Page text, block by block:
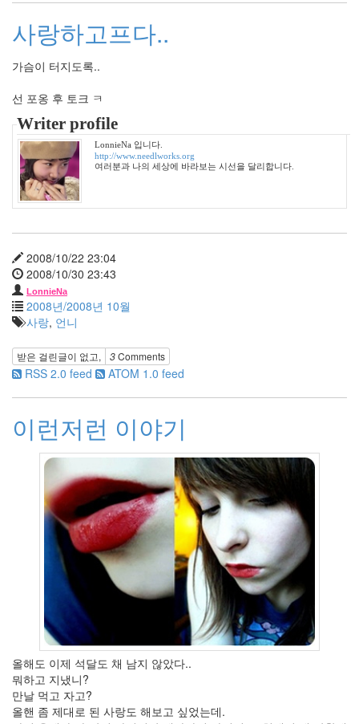
사랑하고프다..
가슴이 터지도록..
선 포옹 후 토크 ㅋ
Writer profile
LonnieNa 입니다.
http://www.needlworks.org
여러분과 나의 세상에 바라보는 시선을 달리합니다.
2008/10/22 23:04
2008/10/30 23:43
LonnieNa
2008년/2008년 10월
사랑, 언니
받은 걸린글이 없고, 3Comments
RSS 2.0 feed ATOM 1.0 feed
이런저런 이야기
올해도 이제 석달도 채 남지 않았다..
뭐하고 지냈니?
만날 먹고 자고?
올핸 좀 제대로 된 사랑도 해보고 싶었는데.
8
월
0
2010
년
9
월
4
2010
년
10
월
2010
년
11
월
5
2010
년
12
월
10
2011
48
2011
2011
4
2011
년
4